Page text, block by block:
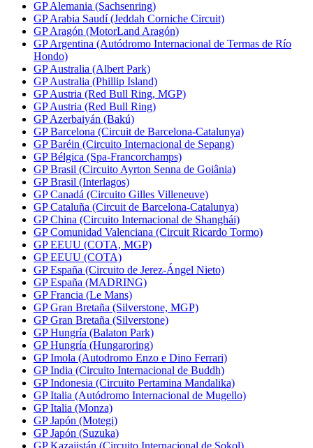
GP Alemania (Sachsenring)
GP Arabia Saudí (Jeddah Corniche Circuit)
GP Aragón (MotorLand Aragón)
GP Argentina (Autódromo Internacional de Termas de Río
Hondo)
GP Australia (Albert Park)
GP Australia (Phillip Island)
GP Austria (Red Bull Ring, MGP)
GP Austria (Red Bull Ring)
GP Azerbaiyán (Bakú)
GP Barcelona (Circuit de Barcelona-Catalunya)
GP Baréin (Circuito Internacional de Sepang)
GP Bélgica (Spa-Francorchamps)
GP Brasil (Circuito Ayrton Senna de Goiânia)
GP Brasil (Interlagos)
GP Canadá (Circuito Gilles Villeneuve)
GP Cataluña (Circuit de Barcelona-Catalunya)
GP China (Circuito Internacional de Shanghái)
GP Comunidad Valenciana (Circuit Ricardo Tormo)
GP EEUU (COTA, MGP)
GP EEUU (COTA)
GP España (Circuito de Jerez-Ángel Nieto)
GP España (MADRING)
GP Francia (Le Mans)
GP Gran Bretaña (Silverstone, MGP)
GP Gran Bretaña (Silverstone)
GP Hungría (Balaton Park)
GP Hungría (Hungaroring)
GP Imola (Autodromo Enzo e Dino Ferrari)
GP India (Circuito Internacional de Buddh)
GP Indonesia (Circuito Pertamina Mandalika)
GP Italia (Autódromo Internacional de Mugello)
GP Italia (Monza)
GP Japón (Motegi)
GP Japón (Suzuka)